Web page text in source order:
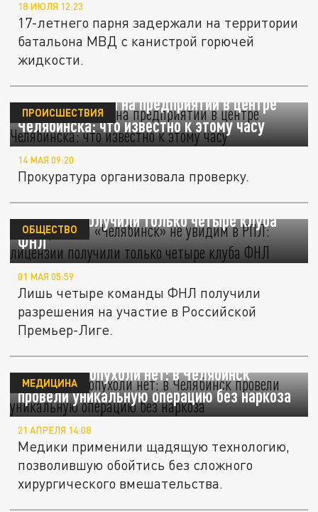
18 ИЮЛЯ 12:23
17-летнего парня задержали на территории
батальона МВД с канистрой горючей
жидкости.
Утечка аммиака на предприятии в центре
Челябинска: что известно к этому часу
ПРОИСШЕСТВИЯ
14 МАЯ 09:20
Прокуратура организовала проверку.
«Спартак» и «Челябинск» не увидим в РПЛ:
лицензии получили только четыре клуба
ФНЛ
ОБЩЕСТВО
01 МАЯ 05:59
Лишь четыре команды ФНЛ получили
разрешения на участие в Российской
Премьер-Лиге.
6 минут - и опухоли нет: в Челябинск
провели уникальную операцию без наркоза
МЕДИЦИНА
21 АПРЕЛЯ 14:08
Медики применили щадящую технологию,
позволившую обойтись без сложного
хирургического вмешательства.